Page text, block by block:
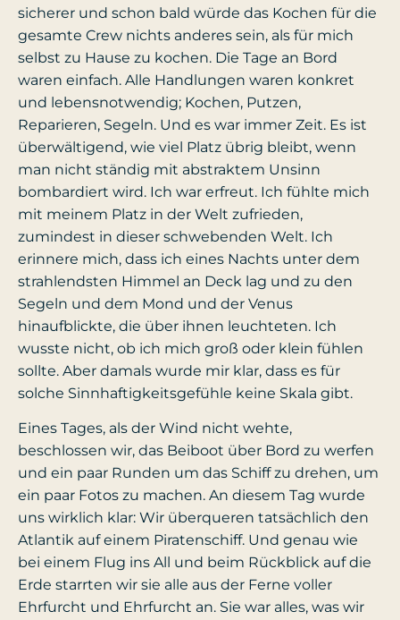
sicherer und schon bald würde das Kochen für die
gesamte Crew nichts anderes sein, als für mich
selbst zu Hause zu kochen. Die Tage an Bord
waren einfach. Alle Handlungen waren konkret
und lebensnotwendig; Kochen, Putzen,
Reparieren, Segeln. Und es war immer Zeit. Es ist
überwältigend, wie viel Platz übrig bleibt, wenn
man nicht ständig mit abstraktem Unsinn
bombardiert wird. Ich war erfreut. Ich fühlte mich
mit meinem Platz in der Welt zufrieden,
zumindest in dieser schwebenden Welt. Ich
erinnere mich, dass ich eines Nachts unter dem
strahlendsten Himmel an Deck lag und zu den
Segeln und dem Mond und der Venus
hinaufblickte, die über ihnen leuchteten. Ich
wusste nicht, ob ich mich groß oder klein fühlen
sollte. Aber damals wurde mir klar, dass es für
solche Sinnhaftigkeitsgefühle keine Skala gibt.
Eines Tages, als der Wind nicht wehte,
beschlossen wir, das Beiboot über Bord zu werfen
und ein paar Runden um das Schiff zu drehen, um
ein paar Fotos zu machen. An diesem Tag wurde
uns wirklich klar: Wir überqueren tatsächlich den
Atlantik auf einem Piratenschiff. Und genau wie
bei einem Flug ins All und beim Rückblick auf die
Erde starrten wir sie alle aus der Ferne voller
Ehrfurcht und Ehrfurcht an. Sie war alles, was wir